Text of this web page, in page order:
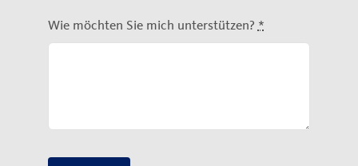
Wie möchten Sie mich unterstützen? *